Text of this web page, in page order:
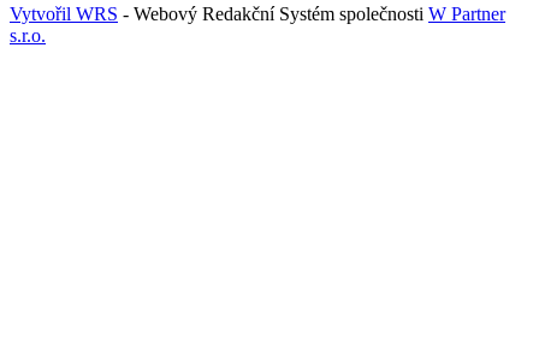
Vytvořil WRS - Webový Redakční Systém společnosti W Partner
s.r.o.